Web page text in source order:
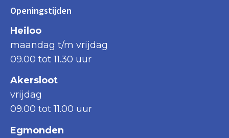
Openingstijden
Heiloo
maandag t/m vrijdag
09.00 tot 11.30 uur
Akersloot
vrijdag
09.00 tot 11.00 uur
Egmonden